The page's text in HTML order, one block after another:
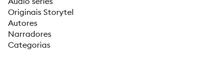
Originais Storytel
Autores
Narradores
Categorias